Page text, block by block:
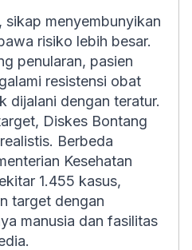
sikap menyembunyikan
risiko lebih besar.
penularan, pasien
resistensi obat
dijalani dengan teratur.
Diskes Bontang
Berbeda
Kesehatan
1.455 kasus,
target dengan
manusia dan fasilitas